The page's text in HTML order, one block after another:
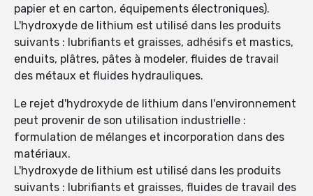
papier et en carton, équipements électroniques).
L'hydroxyde de lithium est utilisé dans les produits
suivants : lubrifiants et graisses, adhésifs et mastics,
enduits, plâtres, pâtes à modeler, fluides de travail
des métaux et fluides hydrauliques.
Le rejet d'hydroxyde de lithium dans l'environnement
peut provenir de son utilisation industrielle :
formulation de mélanges et incorporation dans des
matériaux.
L'hydroxyde de lithium est utilisé dans les produits
suivants : lubrifiants et graisses, fluides de travail des